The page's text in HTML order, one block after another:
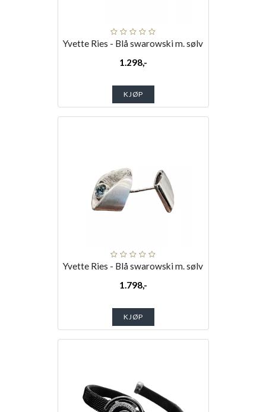
Yvette Ries - Blå swarowski m. sølv
1.298,-
KJØP
Yvette Ries - Blå swarowski m. sølv
1.798,-
KJØP